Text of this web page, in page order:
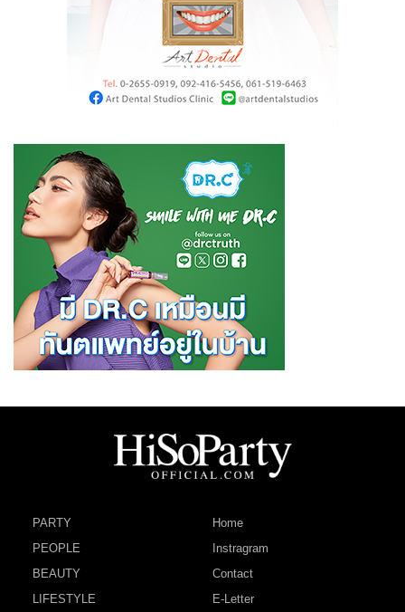
PARTY
PEOPLE
BEAUTY
LIFESTYLE
Home
Instragram
Contact
E-Letter